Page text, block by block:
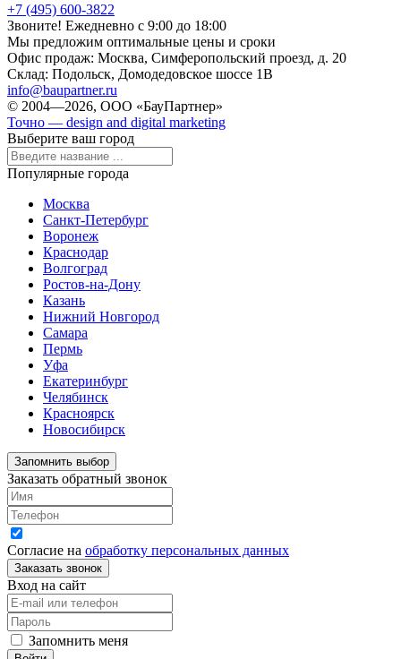
+7 (495) 600-3822
Звоните! Ежедневно с 9:00 до 18:00
Мы предложим оптимальные цены и сроки
Офис продаж: Москва, Симферопольский проезд, д. 20
Склад: Подольск, Домодедовское шоссе 1В
info@baupartner.ru
© 2004—2026, ООО «БауПартнер»
Точно — design and digital marketing
Выберите ваш город
Популярные города
Москва
Санкт-Петербург
Воронеж
Краснодар
Волгоград
Ростов-на-Дону
Казань
Нижний Новгород
Самара
Пермь
Уфа
Екатеринбург
Челябинск
Красноярск
Новосибирск
Запомнить выбор
Заказать обратный звонок
Согласие на обработку персональных данных
Вход на сайт
Запомнить меня